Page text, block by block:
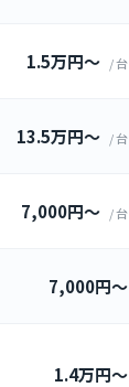
1.5万円〜 / 台
13.5万円〜 / 台
7,000円〜 / 台
7,000円〜
1.4万円〜